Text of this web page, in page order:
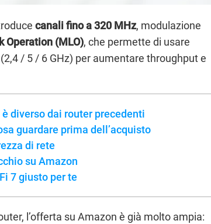
canali fino a 320 MHz, modulazione
Operation (MLO), che permette di usare
/ 5 / 6 GHz) per aumentare throughput e
è diverso dai router precedenti
guardare prima dell’acquisto
di rete
su Amazon
7 giusto per te
l’offerta su Amazon è già molto ampia: